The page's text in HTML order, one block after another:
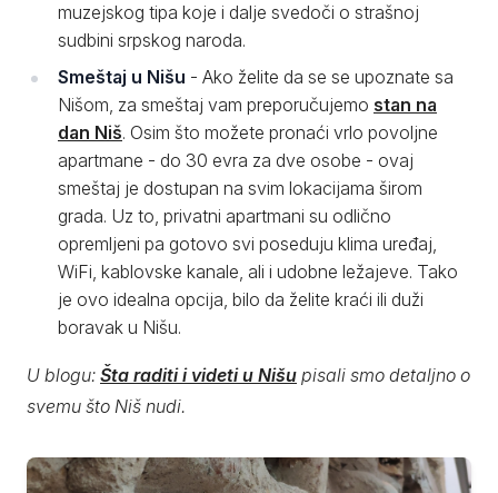
muzejskog tipa koje i dalje svedoči o strašnoj
sudbini srpskog naroda.
Smeštaj u Nišu - Ako želite da se se upoznate sa
Nišom, za smeštaj vam preporučujemo stan na
dan Niš. Osim što možete pronaći vrlo povoljne
apartmane - do 30 evra za dve osobe - ovaj
smeštaj je dostupan na svim lokacijama širom
grada. Uz to, privatni apartmani su odlično
opremljeni pa gotovo svi poseduju klima uređaj,
WiFi, kablovske kanale, ali i udobne ležajeve. Tako
je ovo idealna opcija, bilo da želite kraći ili duži
boravak u Nišu.
U blogu: Šta raditi i videti u Nišu pisali smo detaljno o
svemu što Niš nudi.